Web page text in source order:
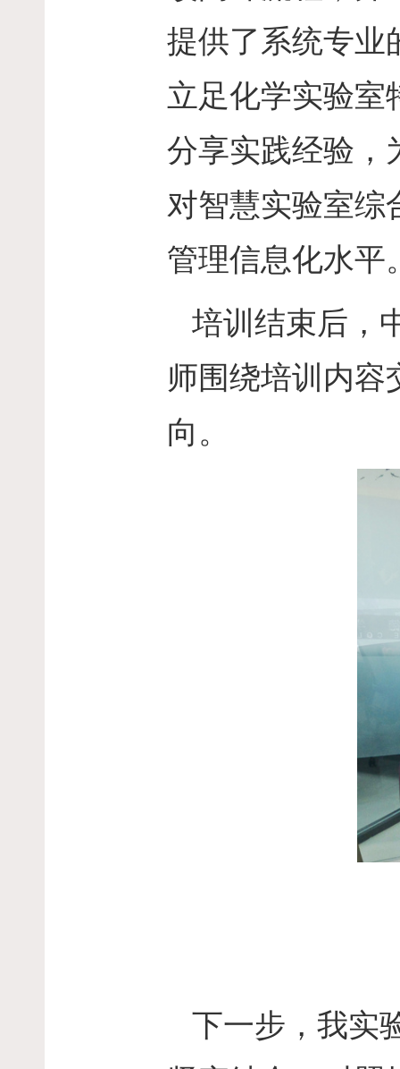
提供了系统专业
立足化学实验室
分享实践经验，
对智慧实验室综
管理信息化水平
培训结束后，
师围绕培训内容
向。
下一步，我实